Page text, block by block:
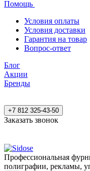
Помощь
Условия оплаты
Условия доставки
Гарантия на товар
Вопрос-ответ
Блог
Акции
Бренды
+7 812 325-43-50
Заказать звонок
Профессиональная
полиграфии, рекламы,